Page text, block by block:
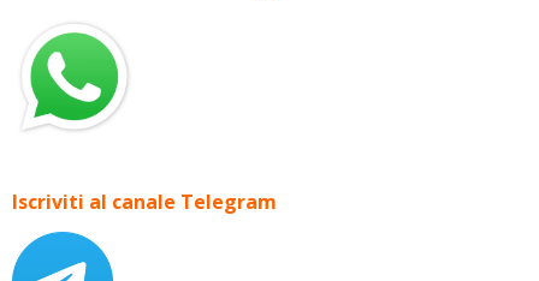
Iscriviti al canale Telegram